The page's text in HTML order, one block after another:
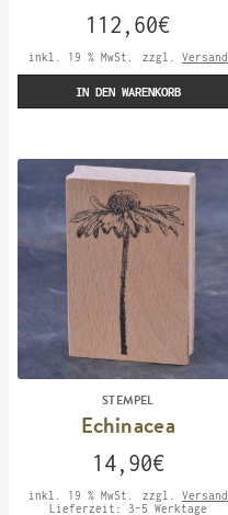
112,60€
inkl. 19 % MwSt. zzgl. Versand
IN DEN WARENKORB
STEMPEL
Echinacea
14,90€
inkl. 19 % MwSt. zzgl. Versand
Lieferzeit: 3-5 Werktage